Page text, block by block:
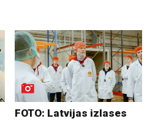
FOTO: Latvijas izlases